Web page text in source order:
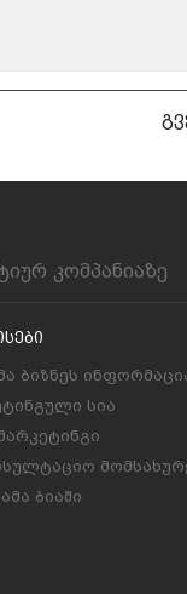
კომპანიაზე
ბიზნეს
სია
ბიაში